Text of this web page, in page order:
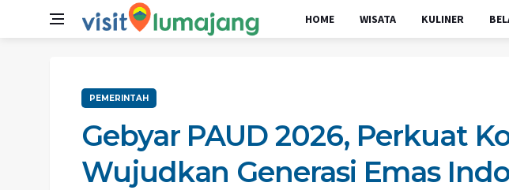
HOME WISATA KULINER
PEMERINTAH
Gebyar PAUD 2026, Perkuat
Wujudkan Generasi Emas